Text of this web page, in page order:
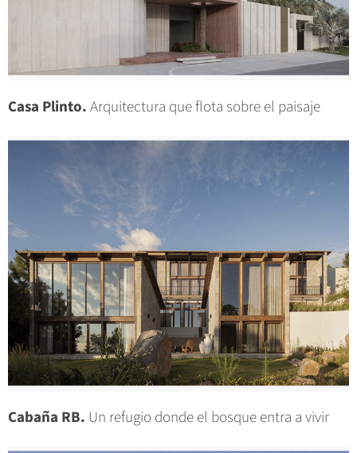
Casa Plinto.Arquitectura que flota sobre el paisaje
Cabaña RB. Un refugio donde el bosque entra a vivir